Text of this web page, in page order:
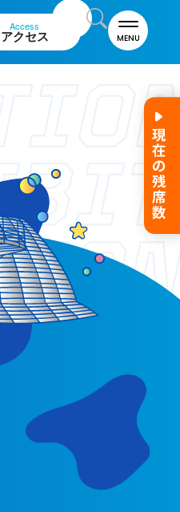
Access
アクセス MENU